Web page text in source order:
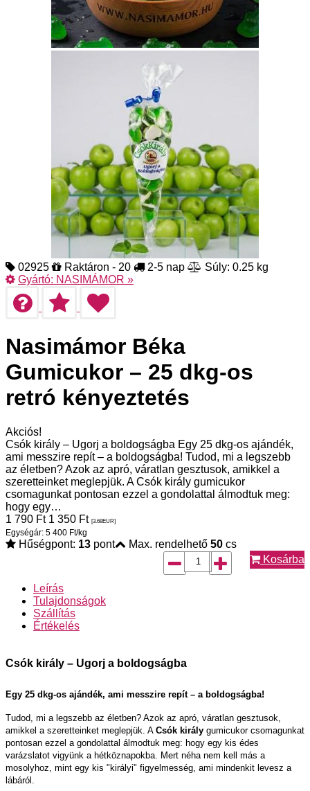
02925 Raktáron - 20 2-5 nap
Súly: 0.25 kg
Gyártó: NASIMÁMOR »
Nasimámor Béka
Gumicukor – 25 dkg-os
retró kényeztetés
Akciós!
Csók király – Ugorj a boldogságba Egy 25 dkg-os ajándék,
ami messzire repít – a boldogságba! Tudod, mi a legszebb
az életben? Azok az apró, váratlan gesztusok, amikkel a
szeretteinket meglepjük. A Csók király gumicukor
csomagunkat pontosan ezzel a gondolattal álmodtuk meg:
hogy egy…
1 790 Ft 1 350 Ft [3.68EUR]
Egységár: 5 400 Ft/kg
Hűségpont: 13 pont Max. rendelhető 50 cs
Kosárba
Leírás
Tulajdonságok
Szállítás
Értékelés
Csók király – Ugorj a boldogságba
Egy 25 dkg-os ajándék, ami messzire repít – a boldogságba!
Tudod, mi a legszebb az életben? Azok az apró, váratlan gesztusok,
amikkel a szeretteinket meglepjük. A Csók király gumicukor csomagunkat
pontosan ezzel a gondolattal álmodtuk meg: hogy egy kis édes
varázslatot vigyünk a hétköznapokba. Mert néha nem kell más a
mosolyhoz, mint egy kis "királyi" figyelmesség, ami mindenkit levesz a
lábáról.